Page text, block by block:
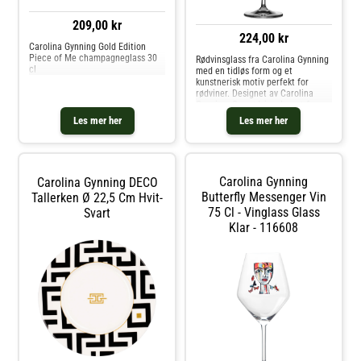
209,00 kr
Les mer her
Carolina Gynning Gold Edition
Piece of Me champagneglass 30
cl
224,00 kr
Les mer her
Rødvinsglass fra Carolina Gynning
med en tidløs form og et
kunstnerisk motiv perfekt for
rødviner. Designet av Carolina
Carolina Gynning- Laget i
Tyskland.- Kapasitet: 75 cl.-
Designet av Carolina Gynning.- Fra
anbefales. Kjøp Vinglass og andre
Glass hos Royal Design.
Carolina Gynning DECO
Tallerken Ø 22,5 Cm Hvit-
Svart
Carolina Gynning
Butterfly Messenger Vin
75 Cl - Vinglass Glass
Klar - 116608